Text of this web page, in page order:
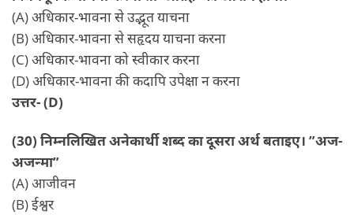
(A) अधिकार-भावना से उद्भूत याचना
(B) अधिकार-भावना से सहृदय याचना करना
(C) अधिकार-भावना को स्वीकार करना
(D) अधिकार-भावना की कदापि उपेक्षा न करना
उत्तर- (D)
(30) निम्नलिखित अनेकार्थी शब्द का दूसरा अर्थ बताइए। ”अज-
अजन्मा”
(A) आजीवन
(B) ईश्वर